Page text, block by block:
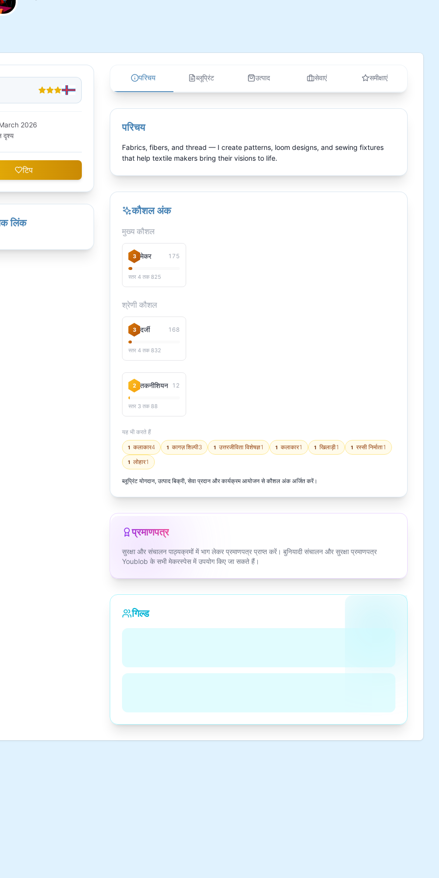
2026
दृश्य
टिप
लिंक
परिचय ब्लूप्रिंट उत्पाद सेवाएं समीक्षाएं
परिचय
Fabrics, fibers, and thread — I create patterns, loom designs, and sewing fixtures
that help textile makers bring their visions to life.
कौशल अंक
मुख्य कौशल
3 मेकर 175
स्तर 4 तक 825
श्रेणी कौशल
3 दर्जी 168
स्तर 4 तक 832
2 तकनीशियन 12
स्तर 3 तक 88
यह भी करते हैं
1 कलाकार4 1 कागज़ शिल्पी3 1 उत्तरजीविता विशेषज्ञ1 1 कलाकार1 1 खिलाड़ी1 1 रस्सी निर्माता1
1 लोहार1
ब्लूप्रिंट योगदान, उत्पाद बिक्री, सेवा प्रदान और कार्यक्रम आयोजन से कौशल अंक अर्जित करें।
प्रमाणपत्र
सुरक्षा और संचालन पाठ्यक्रमों में भाग लेकर प्रमाणपत्र प्राप्त करें। बुनियादी संचालन और सुरक्षा प्रमाणपत्र
Youblob के सभी मेकरस्पेस में उपयोग किए जा सकते हैं।
गिल्ड